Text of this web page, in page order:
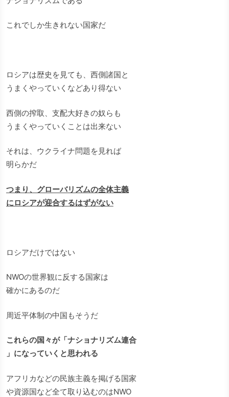
これでしか生きれない国家だ
ロシアは歴史を見ても、西側諸国と
うまくやっていくなどあり得ない
西側の搾取、支配大好きの奴らも
うまくやっていくことは出来ない
それは、ウクライナ問題を見れば
明らかだ
つまり、グローバリズムの全体主義
にロシアが迎合するはずがない
ロシアだけではない
NWOの世界観に反する国家は
確かにあるのだ
周近平体制の中国もそうだ
これらの国々が「ナショナリズム連合
」になっていくと思われる
アフリカなどの民族主義を掲げる国家
や資源国など全て取り込むのはNWO